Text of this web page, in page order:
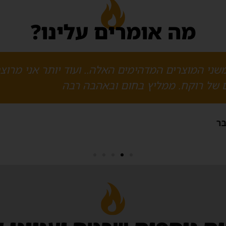
מה אומרים עלינו?
ברמה כל כך גבוהה של שירות, סבלנות
בן יגר